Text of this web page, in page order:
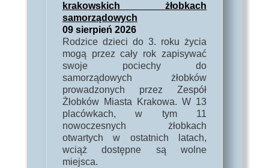
krakowskich żłobkach
samorządowych
09 sierpień 2026
Rodzice dzieci do 3. roku życia
mogą przez cały rok zapisywać
swoje pociechy do
samorządowych żłobków
prowadzonych przez Zespół
Żłobków Miasta Krakowa. W 13
placówkach, w tym 11
nowoczesnych żłobkach
otwartych w ostatnich latach,
wciąż dostępne są wolne
miejsca.